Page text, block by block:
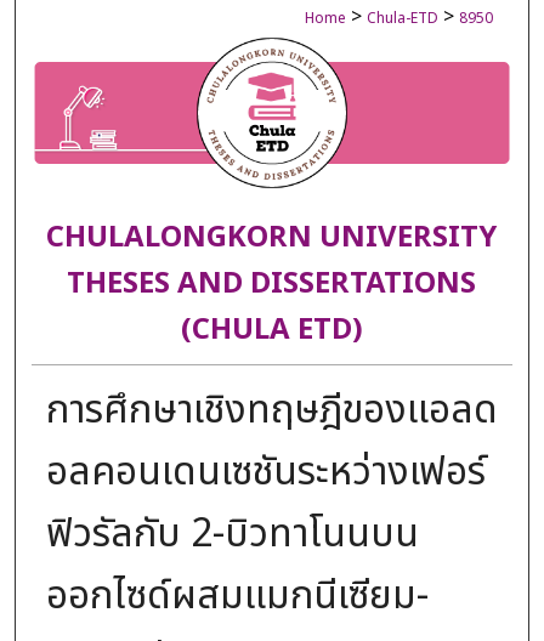
Home > Chula-ETD > 8950
CHULALONGKORN UNIVERSITY
THESES AND DISSERTATIONS
(CHULA ETD)
การศึกษาเชิงทฤษฎีของแอลด
อลคอนเดนเซชันระหว่างเฟอร์
ฟิวรัลกับ 2-บิวทาโนนบน
ออกไซด์ผสมแมกนีเซียม-